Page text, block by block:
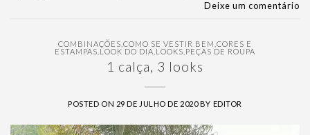
Deixe um comentário
COMBINAÇÕES COMO SE VESTIR BEM CORES E
ESTAMPAS LOOK DO DIA LOOKS PEÇAS DE ROUPA
1 calça, 3 looks
POSTED ON 29 DE JULHO DE 2020 BY EDITOR